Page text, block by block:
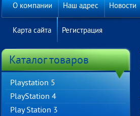
О компании Наш адрес Новости
Карта сайта Регистрация
Каталог товаров
Playstation 5
PlayStation 4
Play Station 3